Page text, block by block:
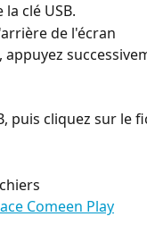
clé USB.
de l'écran
puis cliquez sur le
Comeen Play